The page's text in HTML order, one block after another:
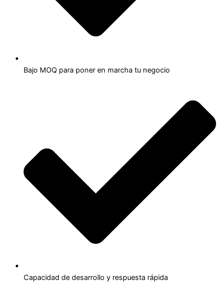
Bajo MOQ para poner en marcha tu negocio
Capacidad de desarrollo y respuesta rápida